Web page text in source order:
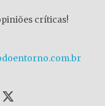
críticas!